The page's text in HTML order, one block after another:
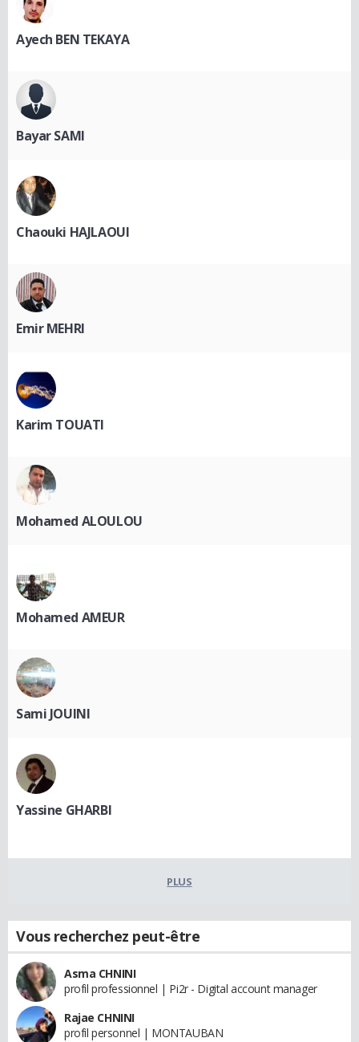
Ayech BEN TEKAYA
Bayar SAMI
Chaouki HAJLAOUI
Emir MEHRI
Karim TOUATI
Mohamed ALOULOU
Mohamed AMEUR
Sami JOUINI
Yassine GHARBI
PLUS
Vous recherchez peut-être
Asma CHNINI
profil professionnel | Pi2r - Digital account manager
Rajae CHNINI
profil personnel | MONTAUBAN